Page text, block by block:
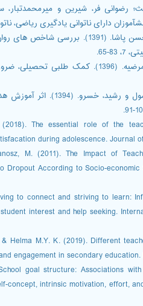
ناتوانی یادگیری ریاضی، ناتوانی‌های
مشتاقی، سعید؛ میرهاشمی، مالک و شریفی،
65.
موسوی ندوشن، فاطمه السادات و معتمدی، مرضیه.
یعقوبی، ابوالقاسم؛ جهان،
The essential role of the
during adolescence. Journal
M. (2011). The Impact of
Dropout According to Socio-
to connect and striving to learn:
interest and help seeking.
Helma M.Y. K. (2019). Different
engagement in secondary
goal structure: Associations
concept, intrinsic motivation, effort,